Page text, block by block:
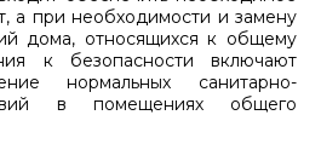
а при необходимости и замену
дома, относящихся к общему
к безопасности включают
нормальных санитарно-
в помещениях общего